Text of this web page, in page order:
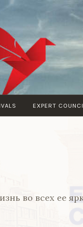
EXPERT
во всех ее